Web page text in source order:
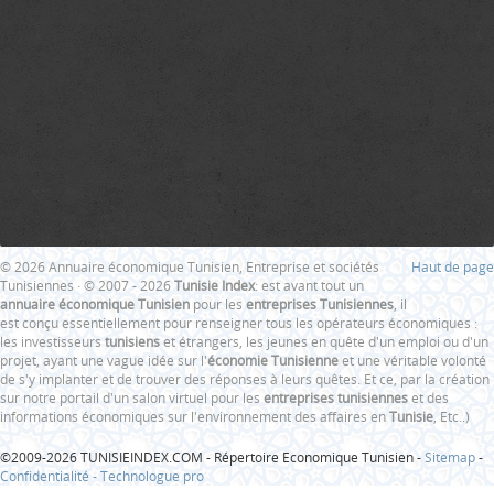
Haut de page
© 2026 Annuaire économique Tunisien, Entreprise et sociétés
Tunisiennes · © 2007 - 2026Tunisie Index: est avant tout un
annuaire économique Tunisien pour les entreprises Tunisiennes , il
est conçu essentiellement pour renseigner tous les opérateurs économiques :
les investisseurs tunisienset étrangers, les jeunes en quête d'un emploi ou d'un
projet, ayant une vague idée sur l'économie Tunisienneet une véritable volonté
de s'y implanter et de trouver des réponses à leurs quêtes. Et ce, par la création
sur notre portail d'un salon virtuel pour les entreprises tunisienneset des
informations économiques sur l'environnement des affaires enTunisie , Etc..)
©2009-2026 TUNISIEINDEX.COM - Répertoire Economique Tunisien -Sitemap-
Confidentialité -Technologue pro